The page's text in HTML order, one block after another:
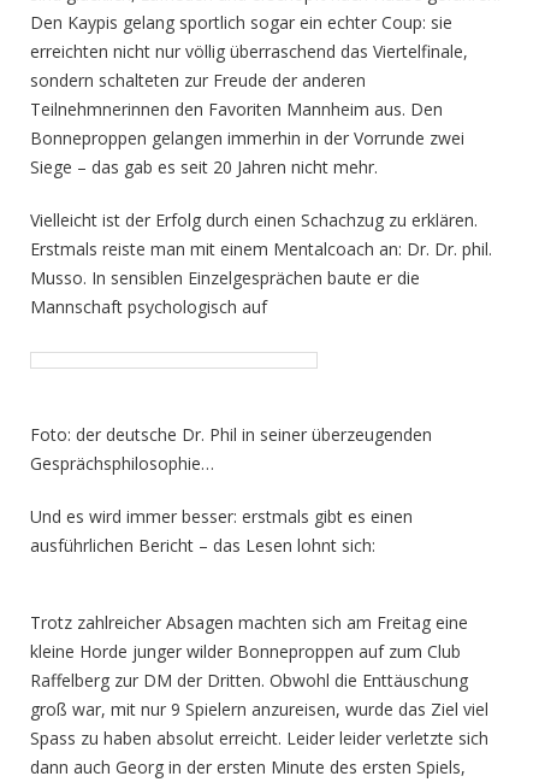
Den Kaypis gelang sportlich sogar ein echter Coup: sie
erreichten nicht nur völlig überraschend das Viertelfinale,
sondern schalteten zur Freude der anderen
Teilnehmnerinnen den Favoriten Mannheim aus. Den
Bonneproppen gelangen immerhin in der Vorrunde zwei
Siege – das gab es seit 20 Jahren nicht mehr.
Vielleicht ist der Erfolg durch einen Schachzug zu erklären.
Erstmals reiste man mit einem Mentalcoach an: Dr. Dr. phil.
Musso. In sensiblen Einzelgesprächen baute er die
Mannschaft psychologisch auf
Foto: der deutsche Dr. Phil in seiner überzeugenden
Gesprächsphilosophie…
Und es wird immer besser: erstmals gibt es einen
ausführlichen Bericht – das Lesen lohnt sich:
Trotz zahlreicher Absagen machten sich am Freitag eine
kleine Horde junger wilder Bonneproppen auf zum Club
Raffelberg zur DM der Dritten. Obwohl die Enttäuschung
groß war, mit nur 9 Spielern anzureisen, wurde das Ziel viel
Spass zu haben absolut erreicht. Leider leider verletzte sich
dann auch Georg in der ersten Minute des ersten Spiels,